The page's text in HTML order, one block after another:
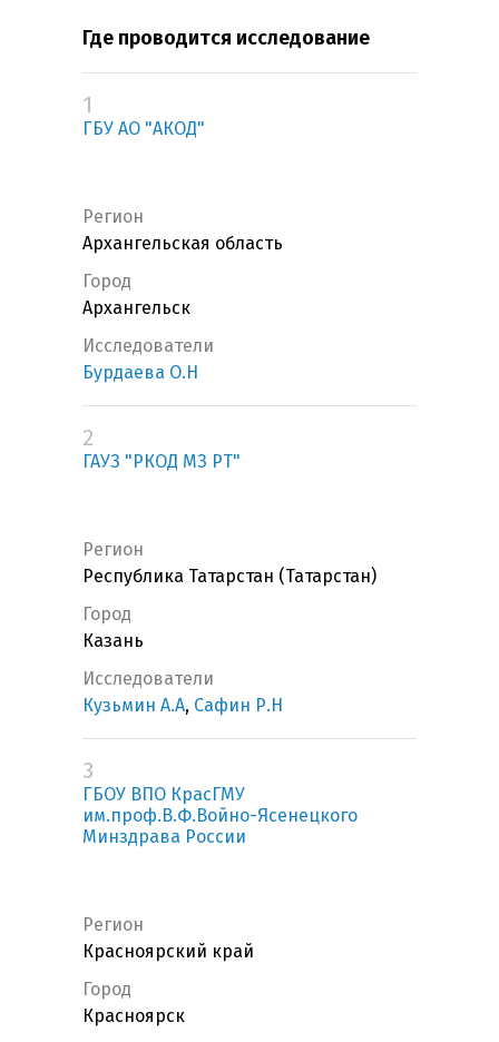
Где проводится исследование
1
ГБУ АО "АКОД"
Регион
Архангельская область
Город
Архангельск
Исследователи
Бурдаева О.Н
2
ГАУЗ "РКОД МЗ РТ"
Регион
Республика Татарстан (Татарстан)
Город
Казань
Исследователи
Кузьмин А.А, Сафин Р.Н
3
ГБОУ ВПО КрасГМУ
им.проф.В.Ф.Войно-Ясенецкого
Минздрава России
Регион
Красноярский край
Город
Красноярск